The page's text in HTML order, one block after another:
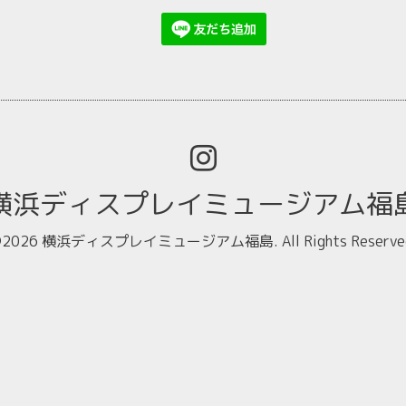
浜ディスプレイミュージアム福
横浜ディスプレイミュージアム福島. All Rights